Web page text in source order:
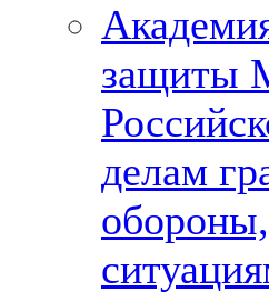
защиты
делам